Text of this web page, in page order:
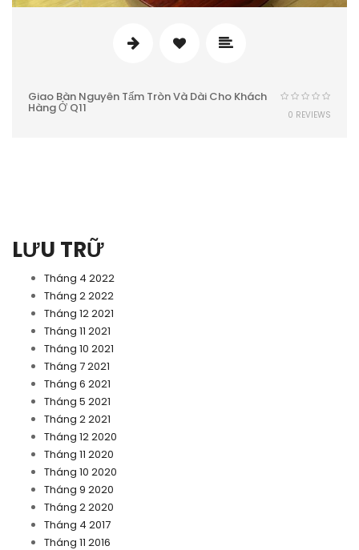
LƯU TRỮ
Tháng 4 2022
Tháng 2 2022
Tháng 12 2021
Tháng 11 2021
Tháng 10 2021
Tháng 7 2021
Tháng 6 2021
Tháng 5 2021
Tháng 2 2021
Tháng 12 2020
Tháng 11 2020
Tháng 10 2020
Tháng 9 2020
Tháng 2 2020
Tháng 4 2017
Tháng 11 2016
Giao Bàn Nguyên Tấm Tròn Và Dài Cho Khách
Hàng Ở Q11 0 REVIEWS